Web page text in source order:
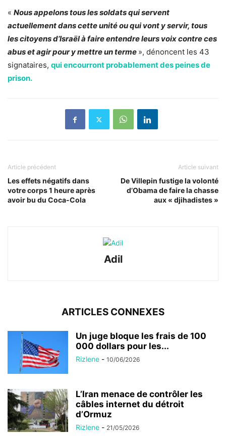
« Nous appelons tous les soldats qui servent
actuellement dans cette unité ou qui vont y servir, tous
les citoyens d’Israël à faire entendre leurs voix contre ces
abus et agir pour y mettre un terme », dénoncent les 43
signataires, qui encourront probablement des peines de
prison.
Article précédent
Les effets négatifs dans
votre corps 1 heure après
avoir bu du Coca-Cola
Article suivant
De Villepin fustige la volonté
d’Obama de faire la chasse
aux « djihadistes »
Adil
ARTICLES CONNEXES
Un juge bloque les frais de 100
000 dollars pour les...
Rizlene - 10/06/2026
L’Iran menace de contrôler les
câbles internet du détroit
d’Ormuz
Rizlene - 21/05/2026